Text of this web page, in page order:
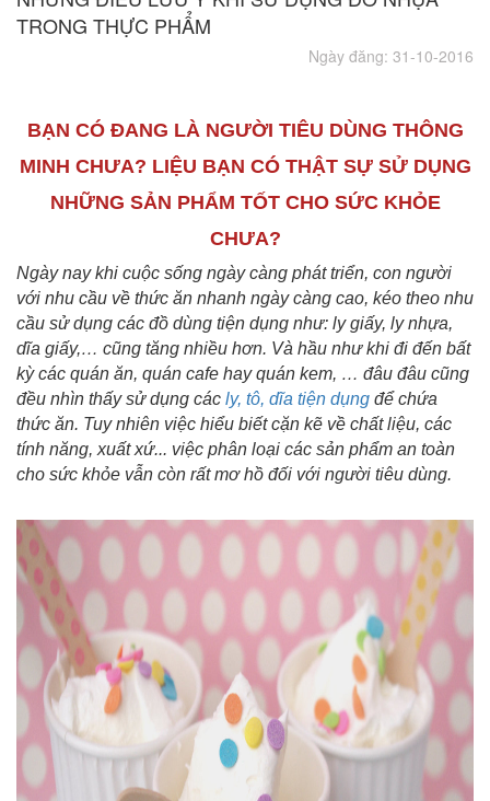
TRONG THỰC PHẨM
Ngày đăng: 31-10-2016
BẠN CÓ ĐANG LÀ NGƯỜI TIÊU DÙNG THÔNG
MINH CHƯA? LIỆU BẠN CÓ THẬT SỰ SỬ DỤNG
NHỮNG SẢN PHẨM TỐT CHO SỨC KHỎE
CHƯA?
Ngày nay khi cuộc sống ngày càng phát triển, con người
với nhu cầu về thức ăn nhanh ngày càng cao, kéo theo nhu
cầu sử dụng các đồ dùng tiện dụng như: ly giấy, ly nhựa,
dĩa giấy,… cũng tăng nhiều hơn. Và hầu như khi đi đến bất
kỳ các quán ăn, quán cafe hay quán kem, … đâu đâu cũng
đều nhìn thấy sử dụng các ly, tô, dĩa tiện dụng để chứa
thức ăn. Tuy nhiên việc hiểu biết cặn kẽ về chất liệu, các
tính năng, xuất xứ... việc phân loại các sản phẩm an toàn
cho sức khỏe vẫn còn rất mơ hồ đối với người tiêu dùng.